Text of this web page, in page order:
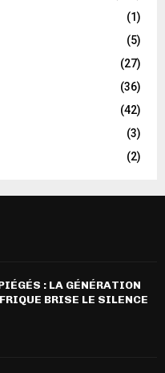
(1)
(5)
(27)
(36)
(42)
(3)
(2)
: LA GÉNÉRATION
BRISE LE SILENCE